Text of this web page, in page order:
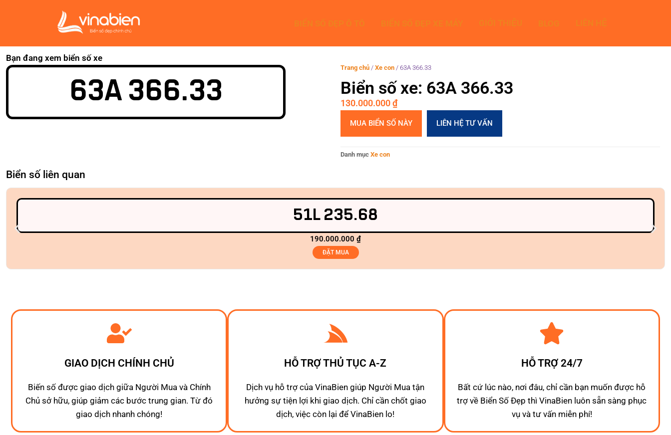
Bạn đang xem biển số xe
63A 366.33
Trang chủ / Xe con / 63A 366.33
Biển số xe: 63A 366.33
130.000.000₫
MUA BIỂN SỐ NÀY LIÊN HỆ TƯ VẤN
Danh mục Xe con
Biển số liên quan
51L 235.68
190.000.000 ₫
ĐẶT MUA
GIAO DỊCH CHÍNH CHỦ
Biến số được giao dịch giữa Người Mua và Chính
Chủ sở hữu, giúp giảm các bước trung gian. Từ đó
giao dịch nhanh chóng!
HỖ TRỢ THỦ TỤC A-Z
Dịch vụ hỗ trợ của VinaBien giúp Người Mua tận
hưởng sự tiện lợi khi giao dịch. Chỉ cần chốt giao
dịch, việc còn lại để VinaBien lo!
HỖ TRỢ 24/7
Bất cứ lúc nào, nơi đâu, chỉ cần bạn muốn được hỗ
trợ về Biển Số Đẹp thì VinaBien luôn sẵn sàng phục
vụ và tư vấn miễn phí!